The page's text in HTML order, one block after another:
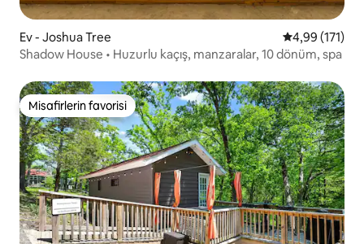
Ev - Joshua Tree 5 üzerinden
4,99 (171)
Shadow House • Huzurlu kaçış, manzaralar, 10 dönüm, spa
Misafirlerin favorisi
Misafirlerin favorisi